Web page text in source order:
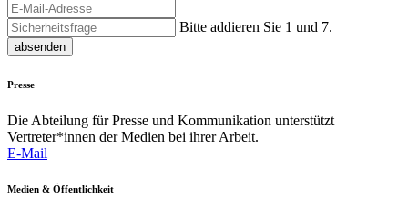
Bitte addieren Sie 1 und 7.
absenden
Presse
Die Abteilung für Presse und Kommunikation unterstützt
Vertreter*innen der Medien bei ihrer Arbeit.
E-Mail
Medien & Öffentlichkeit